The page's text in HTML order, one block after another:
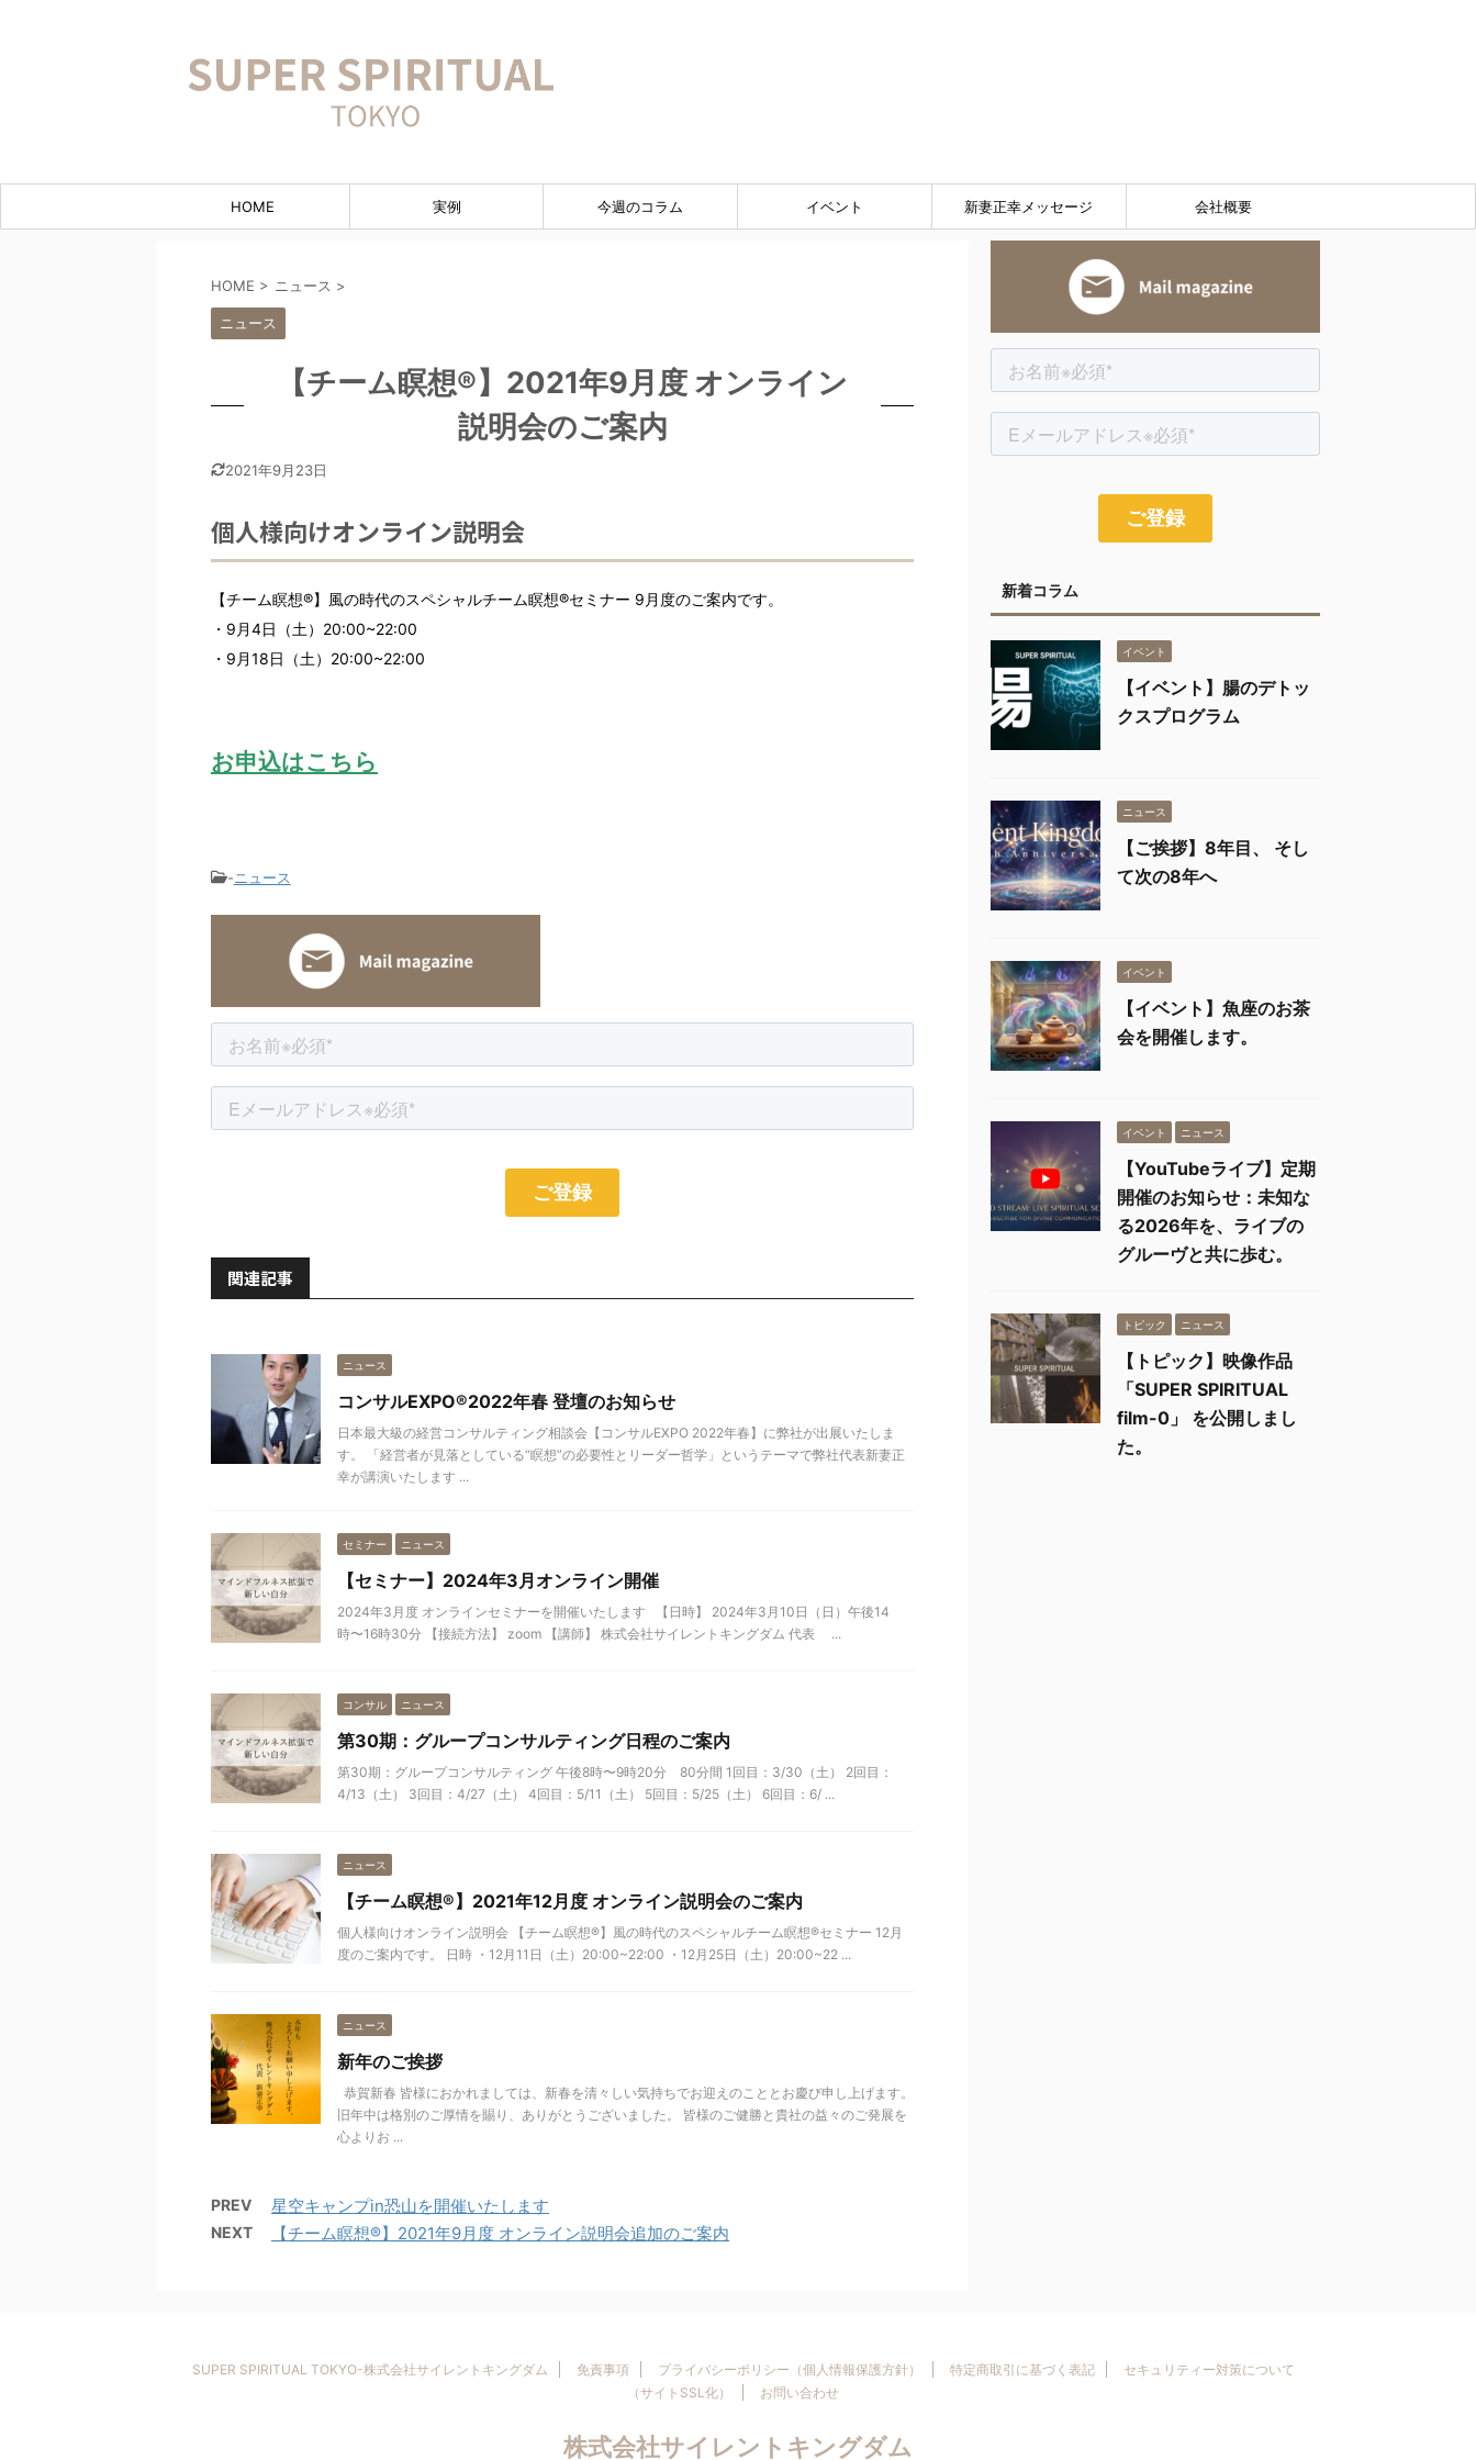
HOME 実例 今週のコラム イベント 新妻正幸メッセージ 会社概要
HOME > ニュース >
ニュース
【チーム瞑想®︎】2021年9月度 オンライン
説明会のご案内
2021年9月23日
個人様向けオンライン説明会
【チーム瞑想®︎】風の時代のスペシャルチーム瞑想®︎セミナー 9月度のご案内です。
・9月4日（土）20:00~22:00
・9月18日（土）20:00~22:00
お申込はこちら
-ニュース
関連記事
ニュース
コンサルEXPO®2022年春 登壇のお知らせ
日本最大級の経営コンサルティング相談会【コンサルEXPO 2022年春】に弊社が出展いたしま
す。 「経営者が見落としている“瞑想”の必要性とリーダー哲学」というテーマで弊社代表新妻正
幸が講演いたします ...
セミナー ニュース
【セミナー】2024年3月オンライン開催
2024年3月度 オンラインセミナーを開催いたします 【日時】 2024年3月10日（日）午後14
時〜16時30分 【接続方法】 zoom 【講師】 株式会社サイレントキングダム 代表 ...
コンサル ニュース
第30期：グループコンサルティング日程のご案内
第30期：グループコンサルティング 午後8時〜9時20分 80分間 1回目：3/30（土） 2回目：
4/13（土） 3回目：4/27（土） 4回目：5/11（土） 5回目：5/25（土） 6回目：6/ ...
ニュース
【チーム瞑想®︎】2021年12月度 オンライン説明会のご案内
個人様向けオンライン説明会 【チーム瞑想®︎】風の時代のスペシャルチーム瞑想®︎セミナー 12月
度のご案内です。 日時 ・12月11日（土）20:00~22:00 ・12月25日（土）20:00~22 ...
ニュース
新年のご挨拶
恭賀新春 皆様におかれましては、新春を清々しい気持ちでお迎えのこととお慶び申し上げます。
旧年中は格別のご厚情を賜り、ありがとうございました。 皆様のご健勝と貴社の益々のご発展を
心よりお ...
PREV 星空キャンプin恐山を開催いたします
NEXT 【チーム瞑想®︎】2021年9月度 オンライン説明会追加のご案内
新着コラム
イベント
【イベント】腸のデトッ
クスプログラム
ニュース
【ご挨拶】8年目、 そし
て次の8年へ
イベント
【イベント】魚座のお茶
会を開催します。
イベント ニュース
【YouTubeライブ】定期
開催のお知らせ：未知な
る2026年を、ライブの
グルーヴと共に歩む。
トピック ニュース
【トピック】映像作品
「SUPER SPIRITUAL
film-0」 を公開しまし
た。
SUPER SPIRITUAL TOKYO-株式会社サイレントキングダム 免責事項 プライバシーポリシー（個人情報保護方針） 特定商取引に基づく表記
セキュリティー対策について
（サイトSSL化）
お問い合わせ
株式会社サイレントキングダム